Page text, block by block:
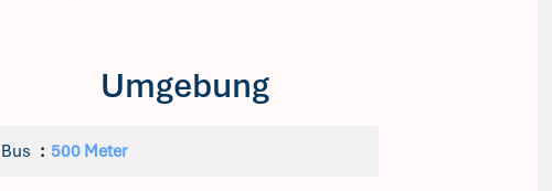
Umgebung
Bus 500 Meter